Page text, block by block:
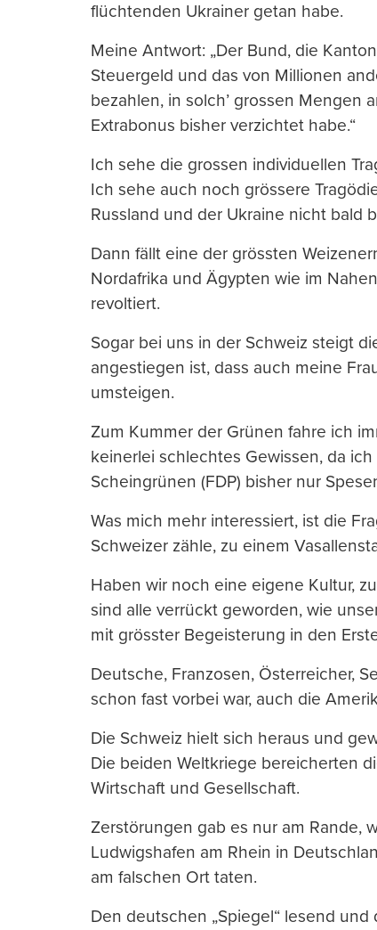
flüchtenden Ukrainer getan habe.
Meine Antwort: „Der Bund, die
Steuergeld und das von Millionen
bezahlen, in solch’ grossen Mengen
Extrabonus bisher verzichtet habe.“
Ich sehe die grossen individuellen
Ich sehe auch noch grössere
Russland und der Ukraine nicht bald
Dann fällt eine der grössten
Nordafrika und Ägypten wie im
revoltiert.
Sogar bei uns in der Schweiz steigt
angestiegen ist, dass auch meine
umsteigen.
Zum Kummer der Grünen fahre ich
keinerlei schlechtes Gewissen, da
Scheingrünen (FDP) bisher nur
Was mich mehr interessiert, ist die
Schweizer zähle, zu einem
Haben wir noch eine eigene Kultur,
sind alle verrückt geworden, wie
mit grösster Begeisterung in den
Deutsche, Franzosen, Österreicher,
schon fast vorbei war, auch die
Die Schweiz hielt sich heraus und
Die beiden Weltkriege bereicherten
Wirtschaft und Gesellschaft.
Zerstörungen gab es nur am Rande,
Ludwigshafen am Rhein in
am falschen Ort taten.
Den deutschen „Spiegel“ lesend